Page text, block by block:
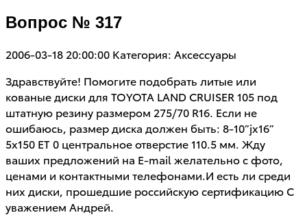
Вопрос № 317
2006-03-18 20:00:00 Категория: Аксессуары
Здравствуйте! Помогите подобрать литые или
кованые диски для TOYOTA LAND CRUISER 105 под
штатную резину размером 275/70 R16. Если не
ошибаюсь, размер диска должен быть: 8-10”jх16”
5х150 ЕТ 0 центральное отверстие 110.5 мм. Жду
ваших предложений на E-mail желательно с фото,
ценами и контактными телефонами.И есть ли среди
них диски, прошедшие российскую сертификацию С
уважением Андрей.